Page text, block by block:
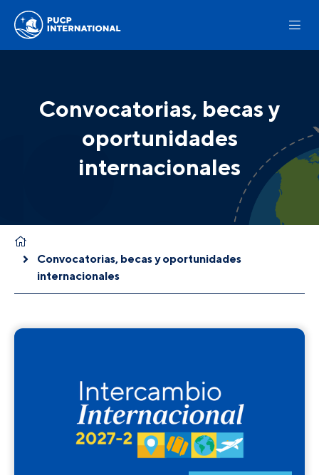
Convocatorias, becas y
oportunidades
internacionales
Convocatorias, becas y oportunidades
internacionales